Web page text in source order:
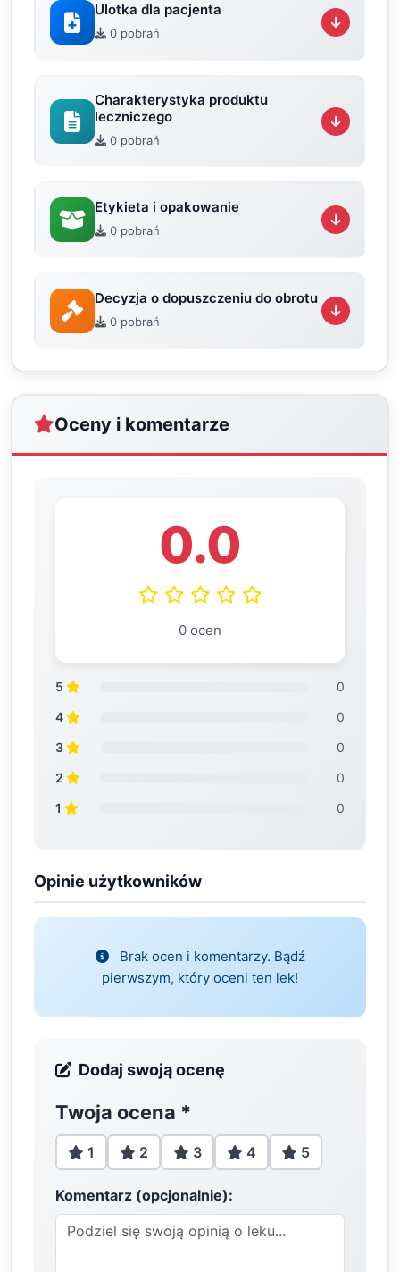
Ulotka dla pacjenta
0 pobrań
Charakterystyka produktu
leczniczego
0 pobrań
Etykieta i opakowanie
0 pobrań
Decyzja o dopuszczeniu do obrotu
0 pobrań
Oceny i komentarze
0.0
0 ocen
5
0
4
0
3
0
2
0
1
0
Opinie użytkowników
Brak ocen i komentarzy. Bądź
pierwszym, który oceni ten lek!
Dodaj swoją ocenę
Twoja ocena *
1 2 3 4 5
Komentarz (opcjonalnie):